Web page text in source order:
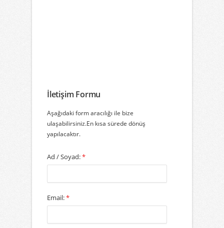
İletişim Formu
Aşağıdaki form aracılığı ile bize
ulaşabilirsiniz.En kısa sürede dönüş
yapılacaktır.
Ad / Soyad:*
Email:*